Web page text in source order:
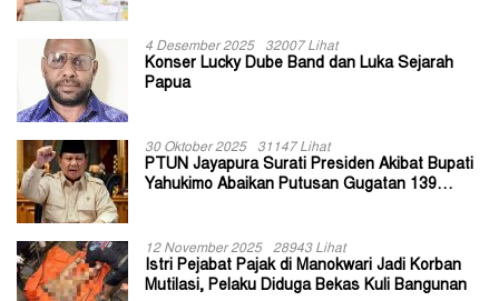
4 Desember 2025 32007 Lihat
Konser Lucky Dube Band dan Luka Sejarah
Papua
30 Oktober 2025 31147 Lihat
PTUN Jayapura Surati Presiden Akibat Bupati
Yahukimo Abaikan Putusan Gugatan 139
12 November 2025 28943 Lihat
Istri Pejabat Pajak di Manokwari Jadi Korban
Mutilasi, Pelaku Diduga Bekas Kuli Bangunan